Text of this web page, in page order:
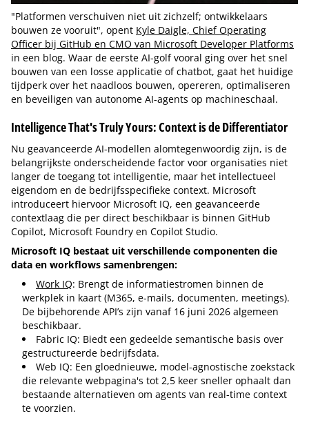
"Platformen verschuiven niet uit zichzelf; ontwikkelaars
bouwen ze vooruit", opent Kyle Daigle, Chief Operating
Officer bij GitHub en CMO van Microsoft Developer Platforms
in een blog. Waar de eerste AI-golf vooral ging over het snel
bouwen van een losse applicatie of chatbot, gaat het huidige
tijdperk over het naadloos bouwen, opereren, optimaliseren
en beveiligen van autonome AI-agents op machineschaal.
Intelligence That's Truly Yours: Context is de Differentiator
Nu geavanceerde AI-modellen alomtegenwoordig zijn, is de
belangrijkste onderscheidende factor voor organisaties niet
langer de toegang tot intelligentie, maar het intellectueel
eigendom en de bedrijfsspecifieke context. Microsoft
introduceert hiervoor Microsoft IQ, een geavanceerde
contextlaag die per direct beschikbaar is binnen GitHub
Copilot, Microsoft Foundry en Copilot Studio.
Microsoft IQ bestaat uit verschillende componenten die
data en workflows samenbrengen:
Work IQ: Brengt de informatiestromen binnen de
werkplek in kaart (M365, e-mails, documenten, meetings).
De bijbehorende API’s zijn vanaf 16 juni 2026 algemeen
beschikbaar.
Fabric IQ: Biedt een gedeelde semantische basis over
gestructureerde bedrijfsdata.
Web IQ: Een gloednieuwe, model-agnostische zoekstack
die relevante webpagina's tot 2,5 keer sneller ophaalt dan
bestaande alternatieven om agents van real-time context
te voorzien.